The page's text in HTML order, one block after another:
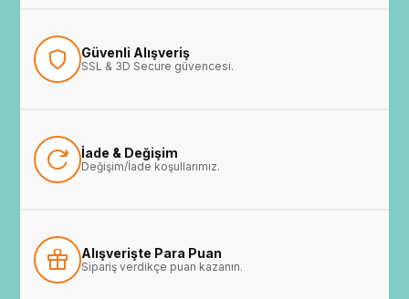
Güvenli Alışveriş
SSL & 3D Secure güvencesi.
İade & Değişim
Değişim/İade koşullarımız.
Alışverişte Para Puan
Sipariş verdikçe puan kazanın.